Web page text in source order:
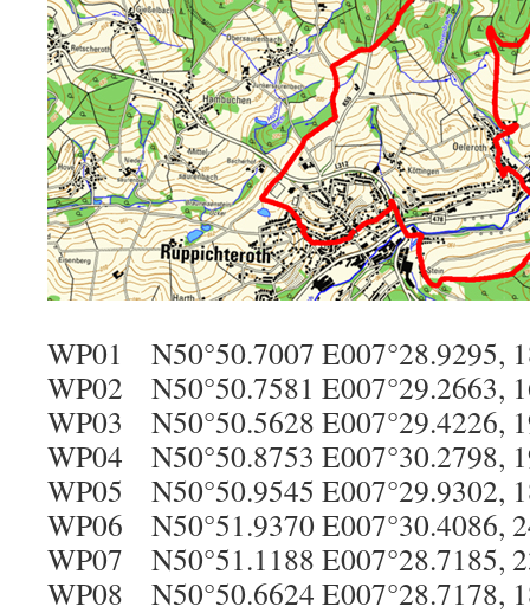
WP01 N50°50.7007
WP02 N50°50.7581
WP03 N50°50.5628
WP04 N50°50.8753
WP05 N50°50.9545
WP06 N50°51.9370 E007°30.4086,
WP07 N50°51.1188 E007°28.7185,
WP08 N50°50.6624